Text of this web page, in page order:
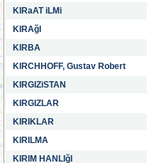
KIRaAT iLMi
KIRAğI
KIRBA
KIRCHHOFF, Gustav Robert
KIRGIZiSTAN
KIRGIZLAR
KIRIKLAR
KIRILMA
KIRIM HANLIğI